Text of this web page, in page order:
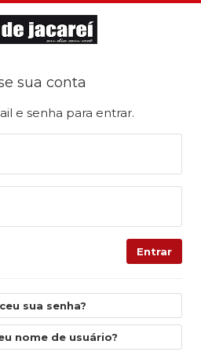
sua conta
e senha para entrar.
Entrar
sua senha?
nome de usuário?